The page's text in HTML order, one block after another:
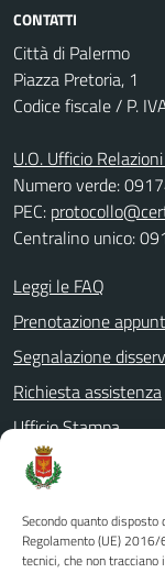
Secondo quanto
Regolamento (UE)
tecnici, che non
CONTATTI
Città di Palermo
Piazza Pretoria, 1
Codice fiscale / P.
U.O. Ufficio
Numero verde:
PEC:
Centralino unico:
Leggi le FAQ
Prenotazione
Segnalazione
Richiesta assistenza
Ufficio Stampa
Amministrazione
Albo pretorio
Informativa privacy